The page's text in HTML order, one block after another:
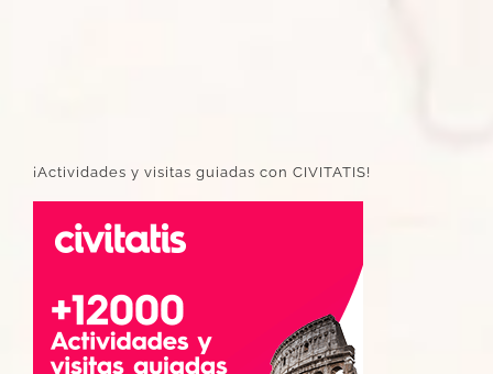
¡Actividades y visitas guiadas con CIVITATIS!